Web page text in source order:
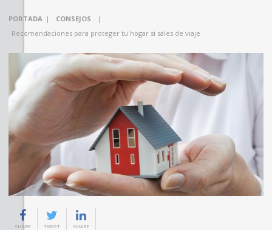
PORTADA | CONSEJOS
|
Recomendaciones para proteger tu hogar si sales de viaje
SHARE TWEET SHARE